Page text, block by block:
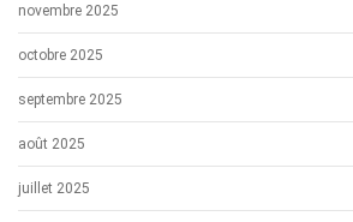
novembre 2025
octobre 2025
septembre 2025
août 2025
juillet 2025